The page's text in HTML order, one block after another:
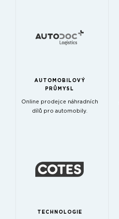
AUTOMOBILOVÝ
PRŮMYSL
Online prodejce náhradních
dílů pro automobily.
TECHNOLOGIE